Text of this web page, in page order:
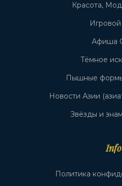
Красота,
Афиша
Тёмное
Пышные
Новости Азии
Звёзды и
Info
Политика